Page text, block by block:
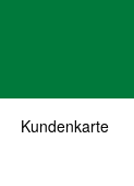
Kundenkarte